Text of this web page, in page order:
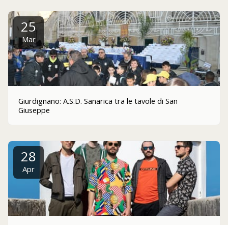
25
Mar
Giurdignano: A.S.D. Sanarica tra le tavole di San
Giuseppe
28
Apr